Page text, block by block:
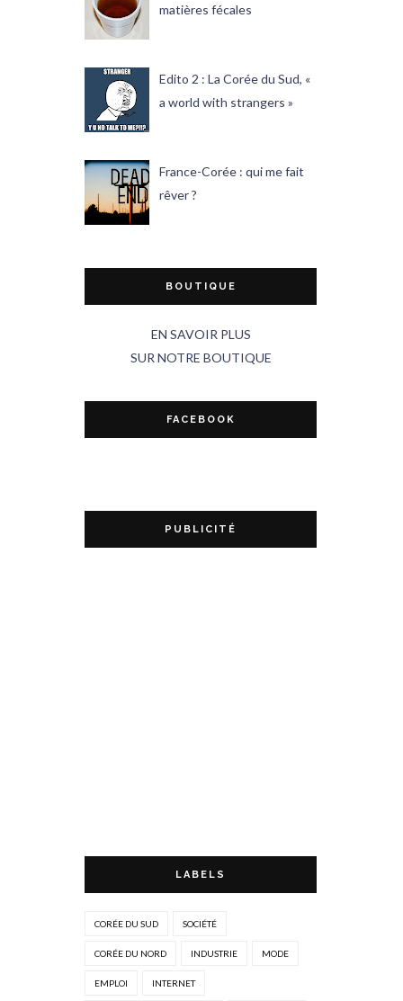
matières fécales
Edito 2 : La Corée du Sud, «
a world with strangers »
France-Corée : qui me fait
rêver ?
BOUTIQUE
EN SAVOIR PLUS
SUR NOTRE BOUTIQUE
FACEBOOK
PUBLICITÉ
LABELS
CORÉE DU SUD SOCIÉTÉ
CORÉE DU NORD INDUSTRIE MODE
EMPLOI INTERNET